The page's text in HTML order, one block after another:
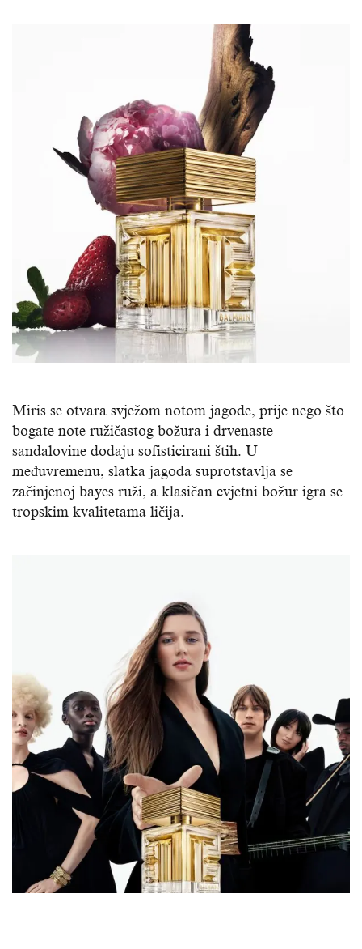
Miris se otvara svježom notom jagode, prije nego što
bogate note ružičastog božura i drvenaste
sandalovine dodaju sofisticirani štih. U
međuvremenu, slatka jagoda suprotstavlja se
začinjenoj bayes ruži, a klasičan cvjetni božur igra se
tropskim kvalitetama ličija.